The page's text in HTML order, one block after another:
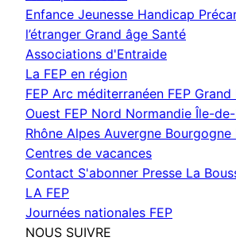
Enfance Jeunesse Handicap
l’étranger Grand âge Santé
Associations d'Entraide
La FEP en région
FEP Arc méditerranéen FEP Grand
Ouest FEP Nord Normandie Île-
Rhône Alpes Auvergne Bourgogne
Centres de vacances
Contact S'abonner Presse La
LA FEP
Journées nationales FEP
NOUS SUIVRE